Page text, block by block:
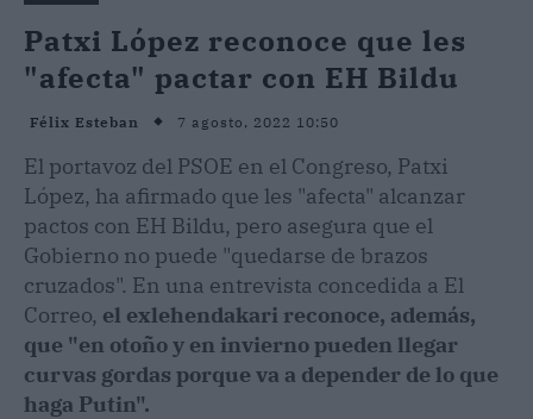
Patxi López reconoce que les
"afecta" pactar con EH Bildu
Félix Esteban 7 agosto, 2022 10:50
El portavoz del PSOE en el Congreso, Patxi
López, ha afirmado que les "afecta" alcanzar
pactos con EH Bildu, pero asegura que el
Gobierno no puede "quedarse de brazos
cruzados". En una entrevista concedida a El
Correo, el exlehendakari reconoce, además,
que "en otoño y en invierno pueden llegar
curvas gordas porque va a depender de lo que
haga Putin".